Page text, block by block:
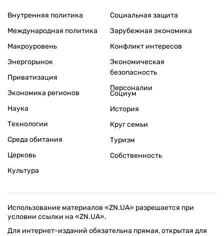
Внутренняя политика
Международная политика
Макроуровень
Энергорынок
Приватизация
Экономика регионов
Социальная защита
Зарубежная экономика
Конфликт интересов
Экономическая
безопасность
Персоналии
Наука
Технологии
Среда обитания
Церковь
Культура
Социум
История
Круг семьи
Туризм
Собственность
Использование материалов «ZN.UA» разрешается при
условии ссылки на «ZN.UA».
Для интернет-изданий обязательна прямая, открытая для